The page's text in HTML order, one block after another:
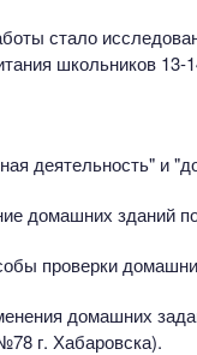
стало
школьников 13-
деятельность" и
домашних зданий
проверки
домашних
г. Хабаровска).